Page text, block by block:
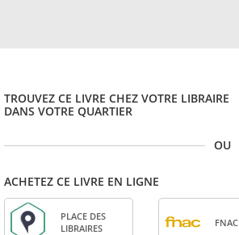
TROUVEZ CE LIVRE CHEZ VOTRE LIBRAIRE
DANS VOTRE QUARTIER
OU
ACHETEZ CE LIVRE EN LIGNE
PLACE DES
LIBRAIRES
FNAC